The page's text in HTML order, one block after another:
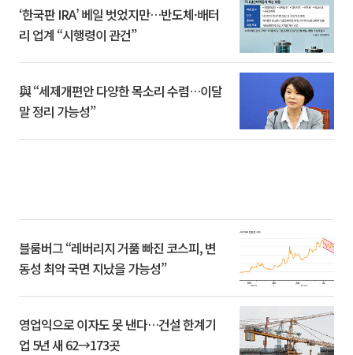
‘한국판 IRA’ 베일 벗었지만…반도체·배터
리 업계 “시행령이 관건”
與 “세제개편안 다양한 목소리 수렴…이달
말 정리 가능성”
블룸버그 “레버리지 거품 빠진 코스피, 변
동성 최악 국면 지났을 가능성”
영업익으로 이자도 못 낸다…건설 한계기
업 5년 새 62→173곳